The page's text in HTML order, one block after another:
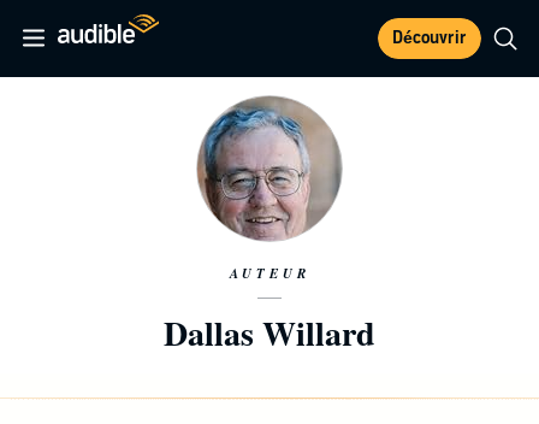
Découvrir
AUTEUR
Dallas Willard